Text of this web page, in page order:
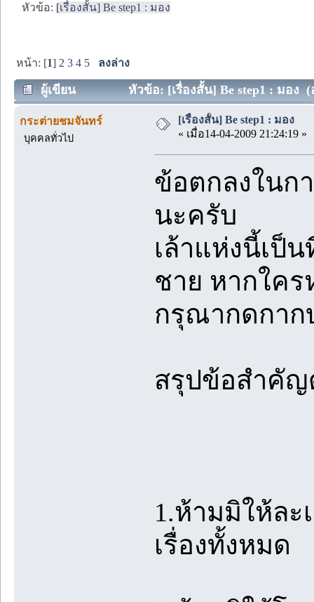
หัวข้อ: [เรื่องสั้น] Be step1 : มอง
หน้า: [1] 2 3 4 5 ลงล่าง
ผู้เขียน หัวข้อ: [เรื่องสั้น] Be step1 : มอง (
กระต่ายชมจันทร์
บุคคลทั่วไป
[เรื่องสั้น] Be step1 : มอง
« เมื่อ14-04-2009 21:24:19 »
ข้อตกลงในก
นะครับ
เล้าแห่งนี้เป็
ชาย หากใค
กรุณากดกาก
สรุปข้อสำคัญ
1.ห้ามมิให้ล
เรื่องทั้งหมด